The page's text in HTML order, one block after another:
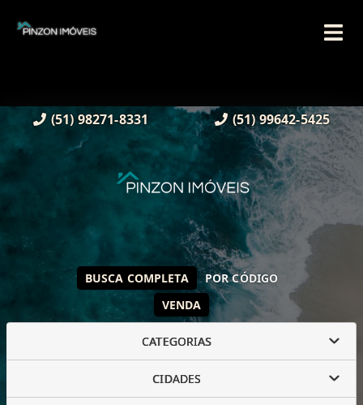
(51) 98271-8331 (51) 99642-5425
VENDA
BUSCA COMPLETA POR CÓDIGO
CATEGORIAS
CIDADES